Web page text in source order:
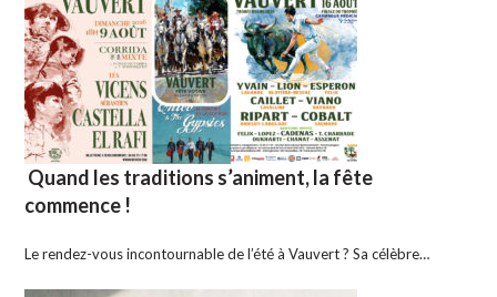
Quand les traditions s’animent, la fête
commence !
Le rendez-vous incontournable de l’été à Vauvert ? Sa célèbre…